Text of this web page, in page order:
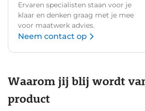
Ervaren specialisten staan voor je
klaar en denken graag met je mee
voor maatwerk advies.
Neem contact op
Waarom jij blij wordt
product